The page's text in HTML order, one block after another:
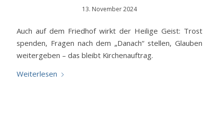
13. November 2024
Auch auf dem Friedhof wirkt der Heilige Geist: Trost
spenden, Fragen nach dem „Danach“ stellen, Glauben
weitergeben – das bleibt Kirchenauftrag.
Weiterlesen